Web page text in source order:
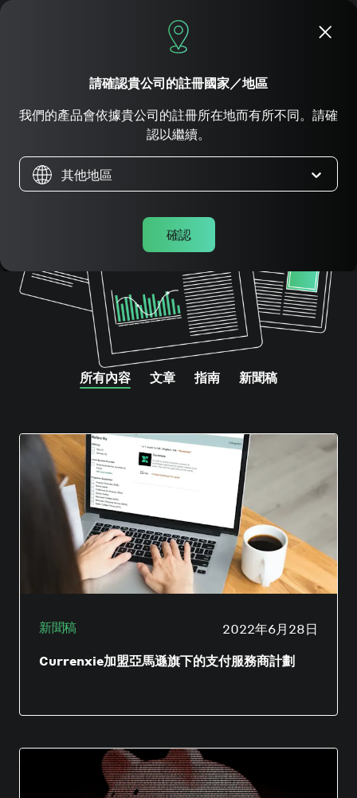
立即申請
文章和指南
所有內容 文章 指南 新聞稿
新聞稿
2022年6月28日
Currenxie加盟亞馬遜旗下的支付服務商計劃
產品、服務及網上購物的需求大幅增長，使越來
亞馬遜（或稱Amazon）一直為旗下網站的賣家
度身訂造安全可靠的服務，並因此推出支付服務
商計劃（或稱「PSP計劃」），讓賣家選擇及使
文章
2020年9月29日
為什麼線上商業帳戶是完美的電商合作夥伴
戰。傳統銀行往往速度慢，客戶服務參差，而且
新聞稿
2022年6月28日
Currenxie加盟亞馬遜旗下的支付服務商計劃
產品、服務及網上購物的需求大幅增長，使越來
亞馬遜（或稱Amazon）一直為旗下網站的賣家
度身訂造安全可靠的服務，並因此推出支付服務
商計劃（或稱「PSP計劃」），讓賣家選擇及使
請確認貴公司的註冊國家／地區
我們的產品會依據貴公司的註冊所在地而有所不同。請確
認以繼續。
其他地區
確認